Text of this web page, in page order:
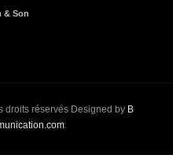
& Son
droits réservés Designed by B
.